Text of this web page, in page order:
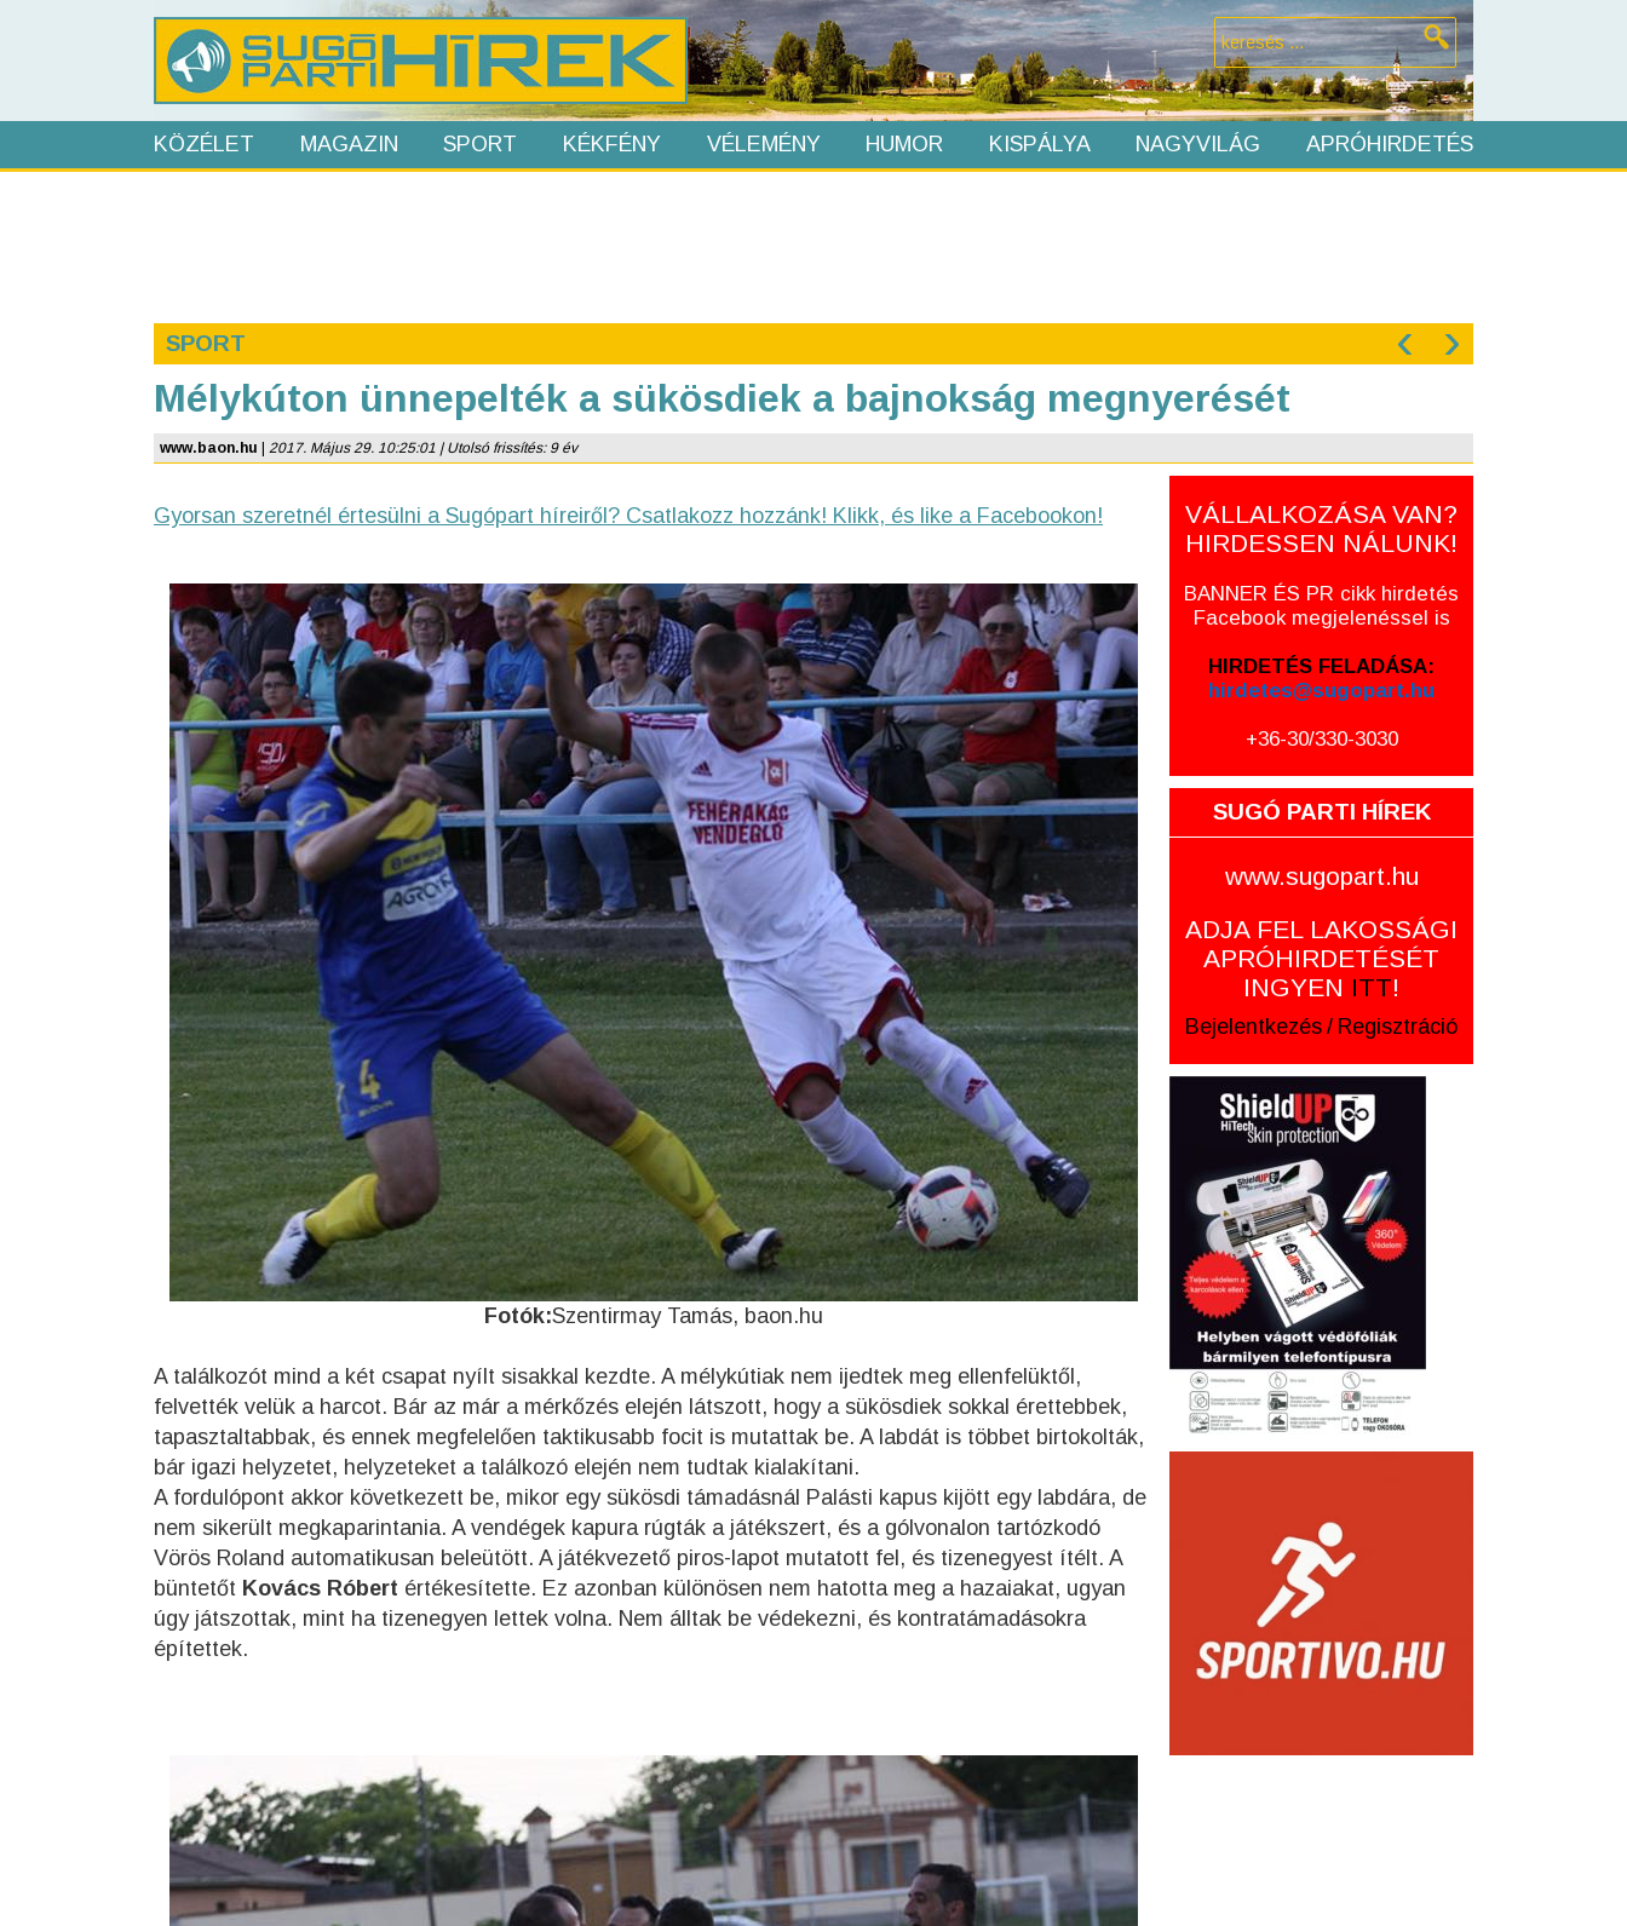
KÖZÉLET MAGAZIN SPORT KÉKFÉNY VÉLEMÉNY HUMOR KISPÁLYA NAGYVILÁG APRÓHIRDETÉS
SPORT ‹ ›
Mélykúton ünnepelték a sükösdiek a bajnokság megnyerését
www.baon.hu 2017. Május 29. 10:25:01 | Utolsó frissítés: 9 év
Gyorsan szeretnél értesülni a Sugópart híreiről? Csatlakozz hozzánk! Klikk, és like a Facebookon!
Fotók:Szentirmay Tamás, baon.hu
A találkozót mind a két csapat nyílt sisakkal kezdte. A mélykútiak nem ijedtek meg ellenfelüktől,
felvették velük a harcot. Bár az már a mérkőzés elején látszott, hogy a sükösdiek sokkal érettebbek,
tapasztaltabbak, és ennek megfelelően taktikusabb focit is mutattak be. A labdát is többet birtokolták,
bár igazi helyzetet, helyzeteket a találkozó elején nem tudtak kialakítani.
A fordulópont akkor következett be, mikor egy sükösdi támadásnál Palásti kapus kijött egy labdára, de
nem sikerült megkaparintania. A vendégek kapura rúgták a játékszert, és a gólvonalon tartózkodó
Vörös Roland automatikusan beleütött. A játékvezető piros-lapot mutatott fel, és tizenegyest ítélt. A
büntetőt Kovács Róbert értékesítette. Ez azonban különösen nem hatotta meg a hazaiakat, ugyan
úgy játszottak, mint ha tizenegyen lettek volna. Nem álltak be védekezni, és kontratámadásokra
építettek.
VÁLLALKOZÁSA VAN?
HIRDESSEN NÁLUNK!
BANNER ÉS PR cikk hirdetés
Facebook megjelenéssel is
HIRDETÉS FELADÁSA:
hirdetes@sugopart.hu
+36-30/330-3030
SUGÓ PARTI HÍREK
www.sugopart.hu
ADJA FEL LAKOSSÁGI
APRÓHIRDETÉSÉT
INGYEN ITT!
Bejelentkezés / Regisztráció